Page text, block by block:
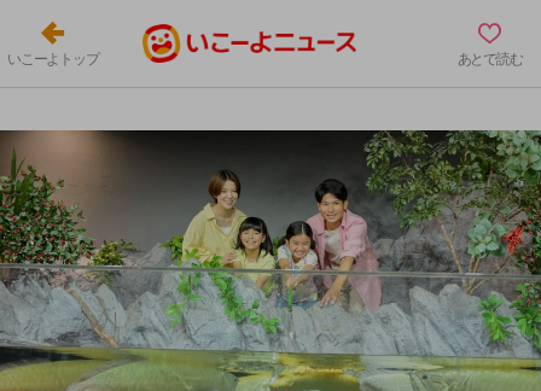
いこーよトップ あとで読む